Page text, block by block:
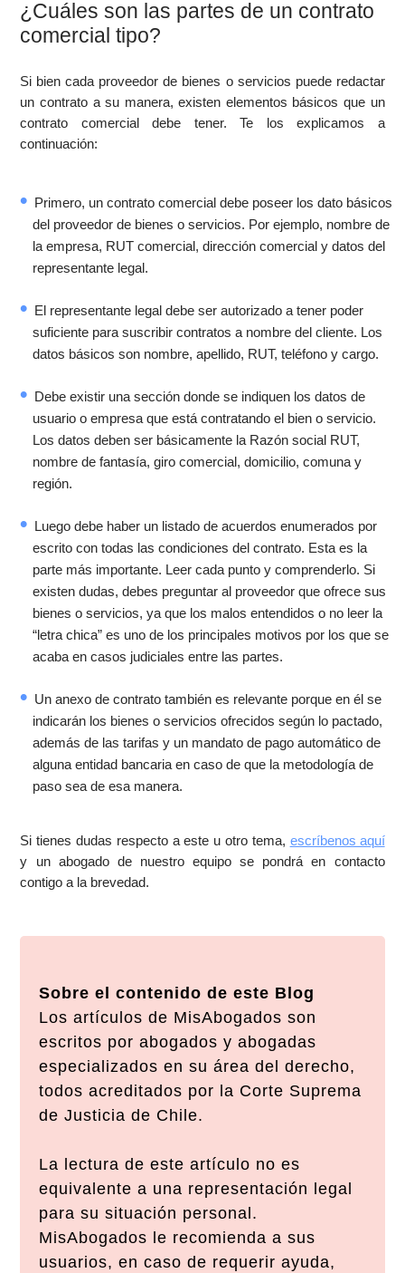
¿Cuáles son las partes de un contrato
comercial tipo?
Si bien cada proveedor de bienes o servicios puede redactar
un contrato a su manera, existen elementos básicos que un
contrato comercial debe tener. Te los explicamos a
continuación:
Primero, un contrato comercial debe poseer los dato básicos
del proveedor de bienes o servicios. Por ejemplo, nombre de
la empresa, RUT comercial, dirección comercial y datos del
representante legal.
El representante legal debe ser autorizado a tener poder
suficiente para suscribir contratos a nombre del cliente. Los
datos básicos son nombre, apellido, RUT, teléfono y cargo.
Debe existir una sección donde se indiquen los datos de
usuario o empresa que está contratando el bien o servicio.
Los datos deben ser básicamente la Razón social RUT,
nombre de fantasía, giro comercial, domicilio, comuna y
región.
Luego debe haber un listado de acuerdos enumerados por
escrito con todas las condiciones del contrato. Esta es la
parte más importante. Leer cada punto y comprenderlo. Si
existen dudas, debes preguntar al proveedor que ofrece sus
bienes o servicios, ya que los malos entendidos o no leer la
“letra chica” es uno de los principales motivos por los que se
acaba en casos judiciales entre las partes.
Un anexo de contrato también es relevante porque en él se
indicarán los bienes o servicios ofrecidos según lo pactado,
además de las tarifas y un mandato de pago automático de
alguna entidad bancaria en caso de que la metodología de
paso sea de esa manera.
Si tienes dudas respecto a este u otro tema, escríbenos aquí
y un abogado de nuestro equipo se pondrá en contacto
contigo a la brevedad.
Sobre el contenido de este Blog
Los artículos de MisAbogados son
escritos por abogados y abogadas
especializados en su área del derecho,
todos acreditados por la Corte Suprema
de Justicia de Chile.
La lectura de este artículo no es
equivalente a una representación legal
para su situación personal.
MisAbogados le recomienda a sus
usuarios, en caso de requerir ayuda,